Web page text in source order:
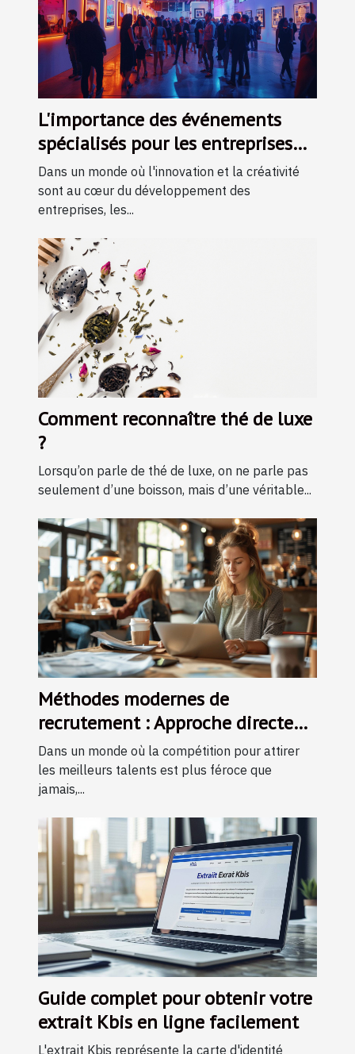
L'importance des événements
spécialisés pour les entreprises
créatives
Dans un monde où l'innovation et la créativité
sont au cœur du développement des
entreprises, les...
Comment reconnaître thé de luxe
?
Lorsqu’on parle de thé de luxe, on ne parle pas
seulement d’une boisson, mais d’une véritable...
Méthodes modernes de
recrutement : Approche directe
vs. personnalisée
Dans un monde où la compétition pour attirer
les meilleurs talents est plus féroce que
jamais,...
Guide complet pour obtenir votre
extrait Kbis en ligne facilement
L'extrait Kbis représente la carte d'identité